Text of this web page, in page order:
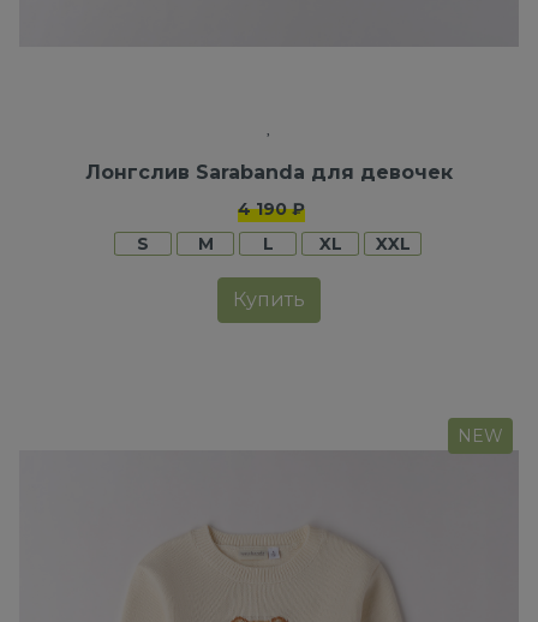
Лонгслив Sarabanda для девочек
4 190 ₽
S
M L XL XXL
Купить
NEW